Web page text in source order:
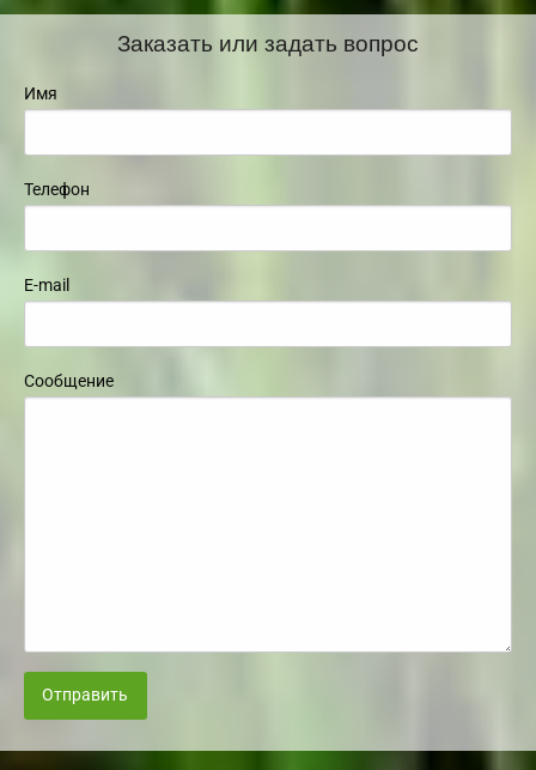
Заказать или задать вопрос
Имя
Телефон
E-mail
Сообщение
Отправить